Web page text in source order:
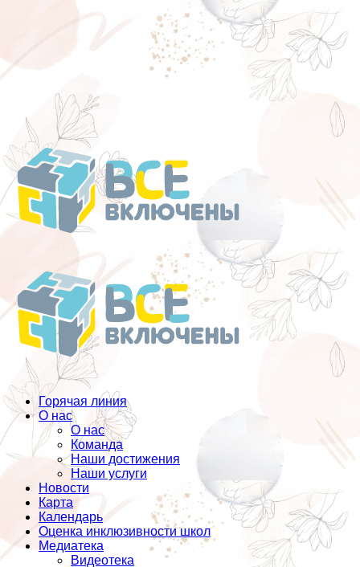
Перейти
к
содержанию
Горячая линия
О нас
О нас
Команда
Наши достижения
Наши услуги
Новости
Карта
Календарь
Оценка инклюзивности школ
Медиатека
Видеотека